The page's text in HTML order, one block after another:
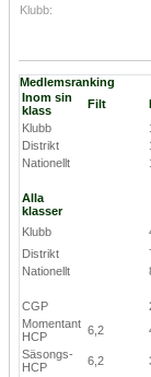
Klubb:
Medlemsranking
Inom sin
klass
Filt
Klubb
Distrikt
Nationellt
Alla
klasser
Klubb
Distrikt
Nationellt
CGP
Momentant
HCP
6,2
Säsongs-
HCP
6,2